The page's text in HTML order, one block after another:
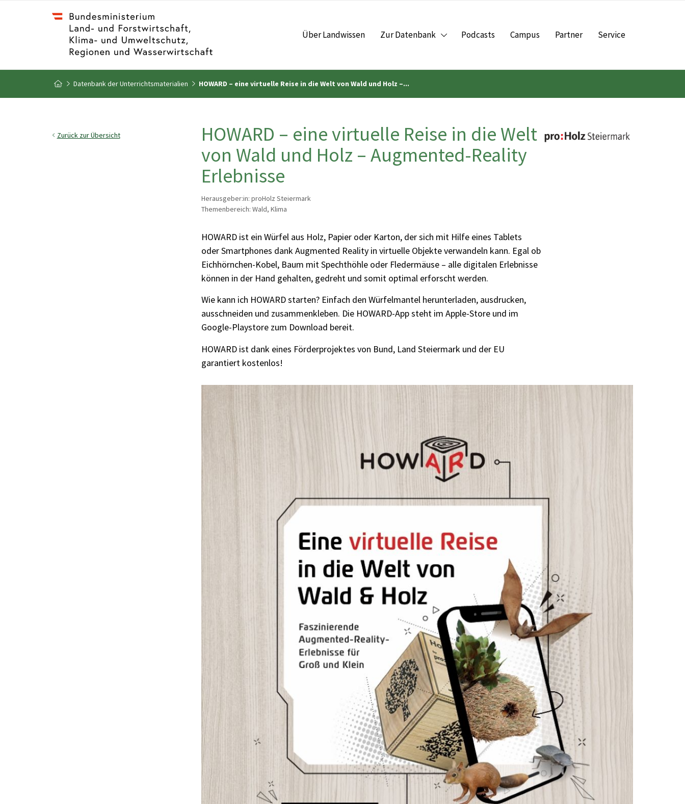
Zum Inhalt
Zum Inhaltsverzeichnis
Zur Startseite
Über Landwissen Zur Datenbank Podcasts Campus Partner Service
Datenbank der Unterrichtsmaterialien HOWARD – eine virtuelle Reise in die Welt von Wald und Holz –...
Zurück zur Übersicht
HOWARD – eine virtuelle Reise in die Welt
von Wald und Holz – Augmented-Reality
Erlebnisse
Herausgeber:in: proHolz Steiermark
Themenbereich: Wald, Klima
HOWARD ist ein Würfel aus Holz, Papier oder Karton, der sich mit Hilfe eines Tablets
oder Smartphones dank Augmented Reality in virtuelle Objekte verwandeln kann. Egal ob
Eichhörnchen-Kobel, Baum mit Spechthöhle oder Fledermäuse – alle digitalen Erlebnisse
können in der Hand gehalten, gedreht und somit optimal erforscht werden.
Wie kann ich HOWARD starten? Einfach den Würfelmantel herunterladen, ausdrucken,
ausschneiden und zusammenkleben. Die HOWARD-App steht im Apple-Store und im
Google-Playstore zum Download bereit.
HOWARD ist dank eines Förderprojektes von Bund, Land Steiermark und der EU
garantiert kostenlos!